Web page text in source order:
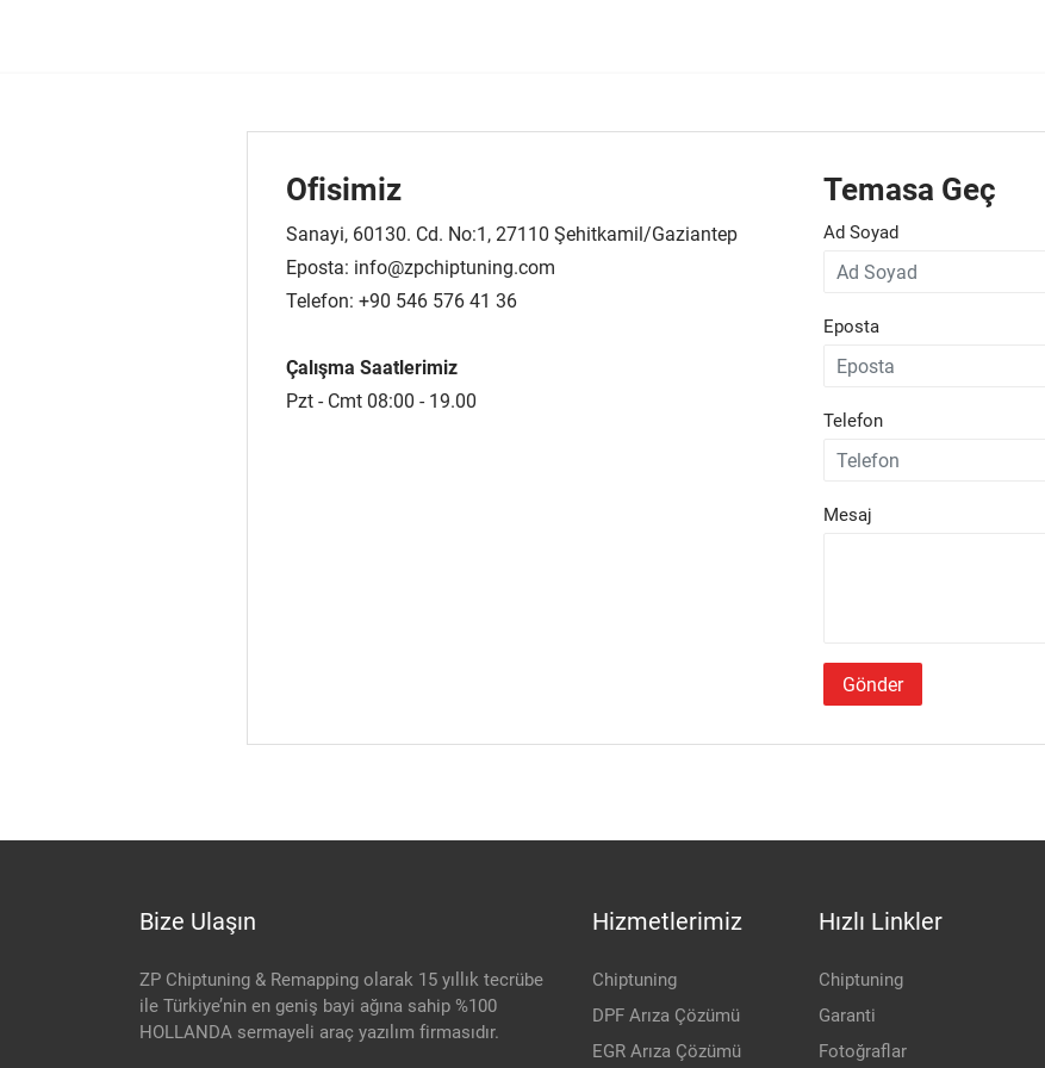
Ofisimiz
Sanayi, 60130. Cd. No:1, 27110 Şehitkamil/Gaziantep
Eposta: info@zpchiptuning.com
Telefon: +90 546 576 41 36
Çalışma Saatlerimiz
Pzt - Cmt 08:00 - 19.00
Temasa Geç
Ad Soyad
Eposta
Telefon
Mesaj
Gönder
Bize Ulaşın
ZP Chiptuning & Remapping olarak 15 yıllık tecrübe
ile Türkiye’nin en geniş bayi ağına sahip %100
HOLLANDA sermayeli araç yazılım firmasıdır.
Hizmetlerimiz
Chiptuning
DPF Arıza Çözümü
EGR Arıza Çözümü
Hızlı Linkler
Chiptuning
Garanti
Fotoğraflar